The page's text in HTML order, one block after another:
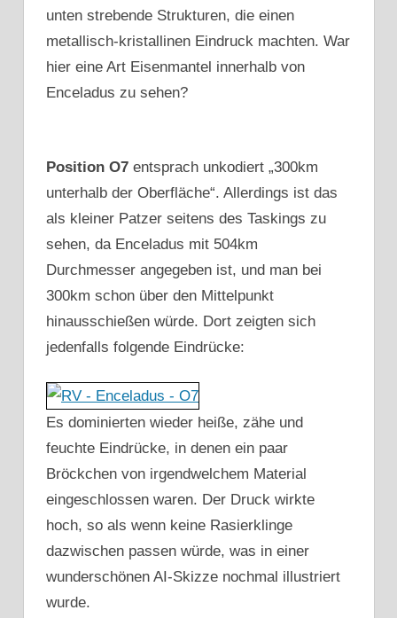
unten strebende Strukturen, die einen
metallisch-kristallinen Eindruck machten. War
hier eine Art Eisenmantel innerhalb von
Enceladus zu sehen?
Position O7 entsprach unkodiert „300km
unterhalb der Oberfläche“. Allerdings ist das
als kleiner Patzer seitens des Taskings zu
sehen, da Enceladus mit 504km
Durchmesser angegeben ist, und man bei
300km schon über den Mittelpunkt
hinausschießen würde. Dort zeigten sich
jedenfalls folgende Eindrücke:
Es dominierten wieder heiße, zähe und
feuchte Eindrücke, in denen ein paar
Bröckchen von irgendwelchem Material
eingeschlossen waren. Der Druck wirkte
hoch, so als wenn keine Rasierklinge
dazwischen passen würde, was in einer
wunderschönen AI-Skizze nochmal illustriert
wurde.